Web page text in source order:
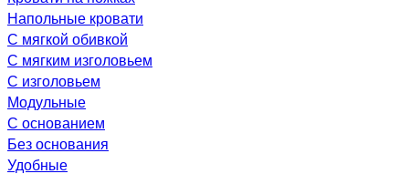
Напольные кровати
С мягкой обивкой
С мягким изголовьем
С изголовьем
Модульные
С основанием
Без основания
Удобные